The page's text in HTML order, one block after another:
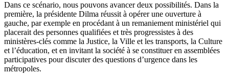
Dans ce scénario, nous pouvons avancer deux possibilités. Dans la
première, la présidente Dilma réussit à opérer une ouverture à
gauche, par exemple en procédant à un remaniement ministériel qui
placerait des personnes qualifiées et très progressistes à des
ministères-clés comme la Justice, la Ville et les transports, la Culture
et l’éducation, et en invitant la société à se constituer en assemblées
participatives pour discuter des questions d’urgence dans les
métropoles.